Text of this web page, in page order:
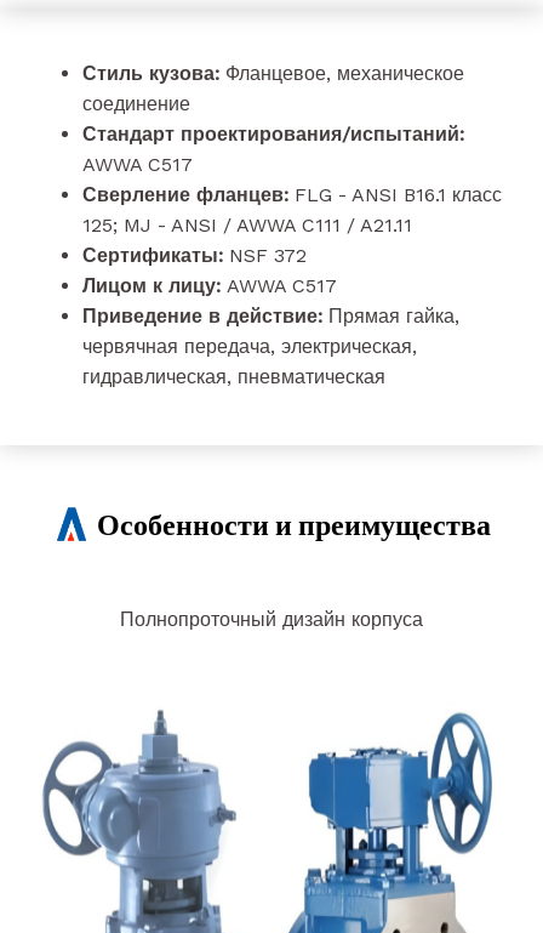
Стиль кузова: Фланцевое, механическое
соединение
Стандарт проектирования/испытаний:
AWWA C517
Сверление фланцев: FLG - ANSI B16.1 класс
125; MJ - ANSI / AWWA C111 / A21.11
Сертификаты: NSF 372
Лицом к лицу: AWWA C517
Приведение в действие: Прямая гайка,
червячная передача, электрическая,
гидравлическая, пневматическая
Особенности и преимущества
Полнопроточный дизайн корпуса